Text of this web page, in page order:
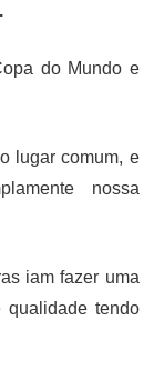
do Mundo e
lugar comum, e
nossa
iam fazer uma
qualidade tendo